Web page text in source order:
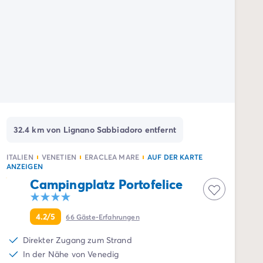
32.4 km von Lignano Sabbiadoro entfernt
ITALIEN VENETIEN ERACLEA MARE
AUF DER KARTE
ANZEIGEN
Campingplatz Portofelice
4.2/5 66Gäste-Erfahrungen
Direkter Zugang zum Strand
In der Nähe von Venedig